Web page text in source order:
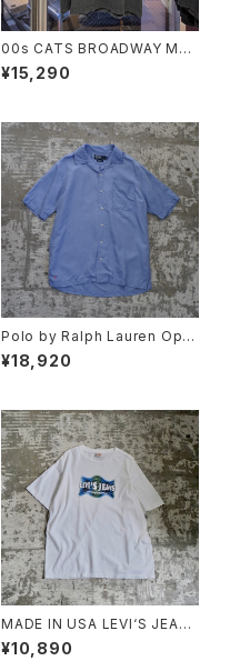
00s CATS BROADWAY MU
SICAL TEE
¥15,290
Polo by Ralph Lauren Ope
n Collar Shirt "CALDWELL"
¥18,920
MADE IN USA LEVI‘S JEAN
S TEE
¥10,890